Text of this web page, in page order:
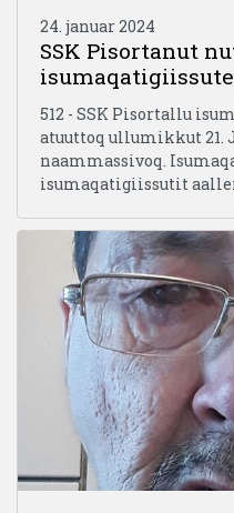
24. januar 2024
SSK Pisortanut
512 - SSK Pisortallu
atuuttoq ullumikkut 21.
naammassivoq.
isumaqatigiissutit